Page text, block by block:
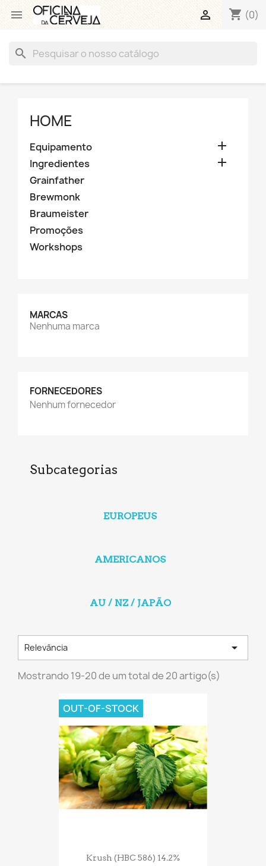
 shopping_cart (0)

search
HOME
Equipamento 
Ingredientes 
Grainfather
Brewmonk
Braumeister
Promoções
Workshops
MARCAS
Nenhuma marca
FORNECEDORES
Nenhum fornecedor
Subcategorias
EUROPEUS
AMERICANOS
AU / NZ / JAPÃO
Relevância 
Mostrando 19-20 de um total de 20 artigo(s)
Krush (HBC 586) 14.2%
OUT-OF-STOCK